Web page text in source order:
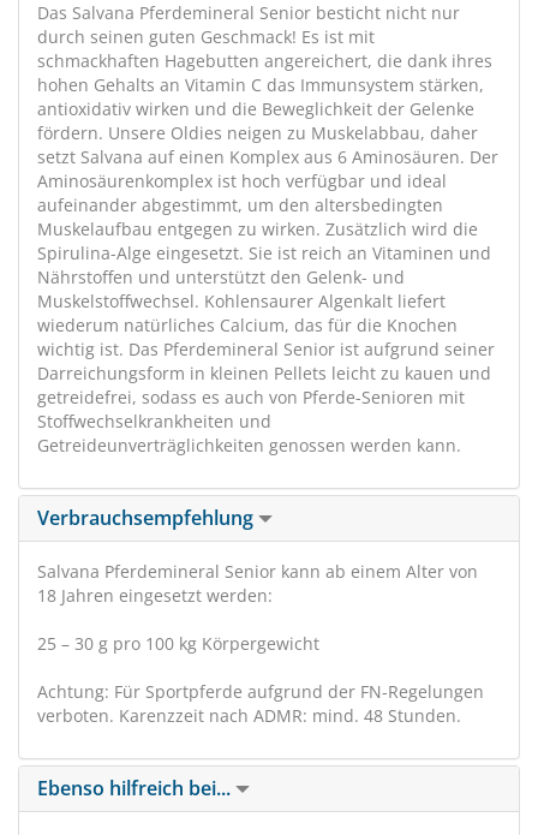
Das Salvana Pferdemineral Senior besticht nicht nur
durch seinen guten Geschmack! Es ist mit
schmackhaften Hagebutten angereichert, die dank ihres
hohen Gehalts an Vitamin C das Immunsystem stärken,
antioxidativ wirken und die Beweglichkeit der Gelenke
fördern. Unsere Oldies neigen zu Muskelabbau, daher
setzt Salvana auf einen Komplex aus 6 Aminosäuren. Der
Aminosäurenkomplex ist hoch verfügbar und ideal
aufeinander abgestimmt, um den altersbedingten
Muskelaufbau entgegen zu wirken. Zusätzlich wird die
Spirulina-Alge eingesetzt. Sie ist reich an Vitaminen und
Nährstoffen und unterstützt den Gelenk- und
Muskelstoffwechsel. Kohlensaurer Algenkalt liefert
wiederum natürliches Calcium, das für die Knochen
wichtig ist. Das Pferdemineral Senior ist aufgrund seiner
Darreichungsform in kleinen Pellets leicht zu kauen und
getreidefrei, sodass es auch von Pferde-Senioren mit
Stoffwechselkrankheiten und
Getreideunverträglichkeiten genossen werden kann.
Verbrauchsempfehlung
Salvana Pferdemineral Senior kann ab einem Alter von
18 Jahren eingesetzt werden:
25 – 30 g pro 100 kg Körpergewicht
Achtung: Für Sportpferde aufgrund der FN-Regelungen
verboten. Karenzzeit nach ADMR: mind. 48 Stunden.
Ebenso hilfreich bei...